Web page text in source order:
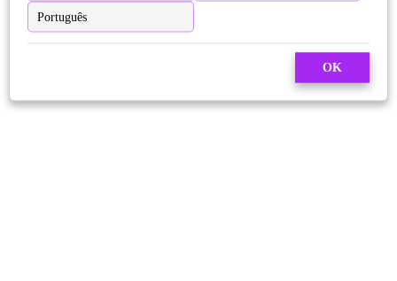
Português
OK